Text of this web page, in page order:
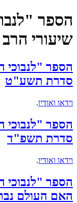
הספר
שיעורי
הספר "לנבוכי
סדרת תשע"ט
וידאו ואודיו.
הספר "לנבוכי
סדרת תשפ"ד
וידאו ואודיו.
הספר
האם העולם